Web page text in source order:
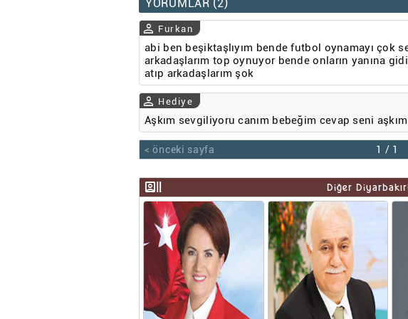
YORUMLAR (2)
person Furkan
abi ben beşiktaşlıyım bende futbol oynamayı çok
arkadaşlarım top oynuyor bende onların yanına
atıp arkadaşlarım şok
person Hediye
Aşkım sevgiliyoru canım bebeğim cevap seni
< önceki sayfa 1 / 1
recent_actors Diğer